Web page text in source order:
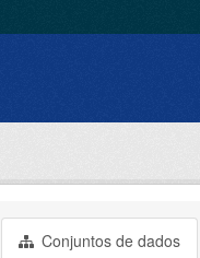
Conjuntos de dados